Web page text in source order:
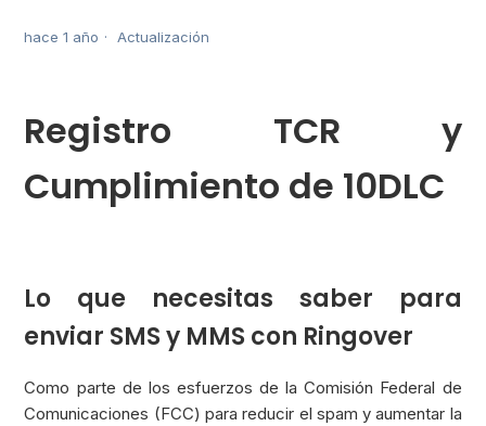
hace 1 año Actualización
Registro TCR y
Cumplimiento de 10DLC
Lo que necesitas saber para
enviar SMS y MMS con Ringover
Como parte de los esfuerzos de la Comisión Federal de
Comunicaciones (FCC) para reducir el spam y aumentar la